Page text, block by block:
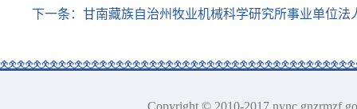
下一条： 甘南藏族自治州牧业机械科学研究所事业单位法
Copyright © 2010-2017